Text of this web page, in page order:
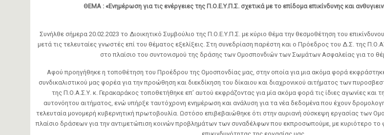
ΘΕΜΑ : «Ενημέρωση για τις ενέργειες της Π.Ο.Ε.Υ.Π.Σ. σχετικά με το επίδομα επικίνδυνης και
Συνήλθε σήμερα 20.02.2023 το Διοικητικό Συμβούλιο της Π.Ο.Ε.Υ.Π.Σ. με κύριο θέμα την θεσμοθέτηση του
μετά τις τελευταίες γνωστές επί του θέματος εξελίξεις. Στη συνεδρίαση παρέστη και ο Πρόεδρος του Δ.Σ. της
στο πλαίσιο του συντονισμού της δράσης των Ομοσπονδιών των Σωμάτων Ασφαλείας για το
Αφού προηγήθηκε η τοποθέτηση του Προέδρου της Ομοσπονδίας μας, στην οποία για μια ακόμα φορά
συνδικαλιστικού μας φορέα για την προώθηση και διεκδίκηση του δίκαιου και διαχρονικού αιτήματος των
της Π.Ο.Α.Σ.Υ. κ. Γερακαράκος τοποθετήθηκε επ’ αυτού εκφράζοντας για μία ακόμα φορά τις ίδιες αγωνίες και
αυτονόητου αιτήματος, ενώ υπήρξε ταυτόχρονη ενημέρωση και ανάλυση για τα νέα δεδομένα που έχουν
τελευταία μονομερή κυβερνητική πρωτοβουλία. Ωστόσο επιβεβαιώθηκε ότι στην αυριανή σύσκεψη εργασίας των
πλαίσιο δράσεων για την αντιμετώπιση κοινών προβλημάτων των συναδέλφων που εκπροσωπούμε, με κυριότερο το